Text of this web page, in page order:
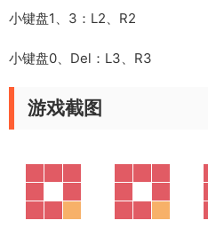
小键盘1、3：L2、R2
小键盘0、Del：L3、R3
游戏截图